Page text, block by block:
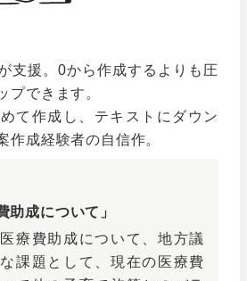
支援。0から作成するよりも圧
プできます。
て作成し、テキストにダウン
作成経験者の自信作。
助成について」
療費助成について、地方議
課題として、現在の医療費